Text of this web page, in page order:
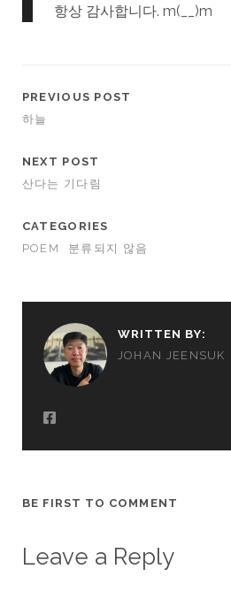
항상 감사합니다. m(__)m
PREVIOUS POST
하늘
NEXT POST
산다는 기다림
CATEGORIES
POEM
분류되지 않음
WRITTEN BY:
JOHAN JEENSUK
BE FIRST TO COMMENT
Leave a Reply